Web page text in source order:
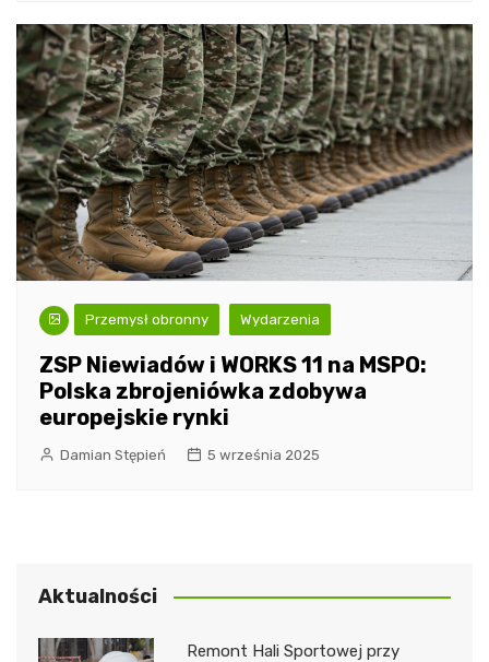
Przemysł obronny Wydarzenia
ZSP Niewiadów i WORKS 11 na MSPO:
Polska zbrojeniówka zdobywa
europejskie rynki
Damian Stępień 5 września 2025
Aktualności
Remont Hali Sportowej przy